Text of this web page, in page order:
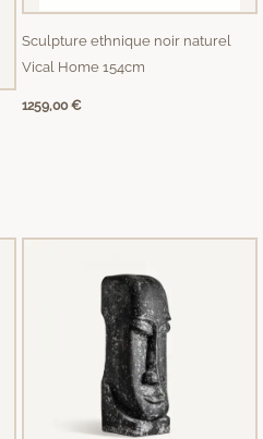
Sculpture ethnique noir naturel
Vical Home 154cm
1259,00€